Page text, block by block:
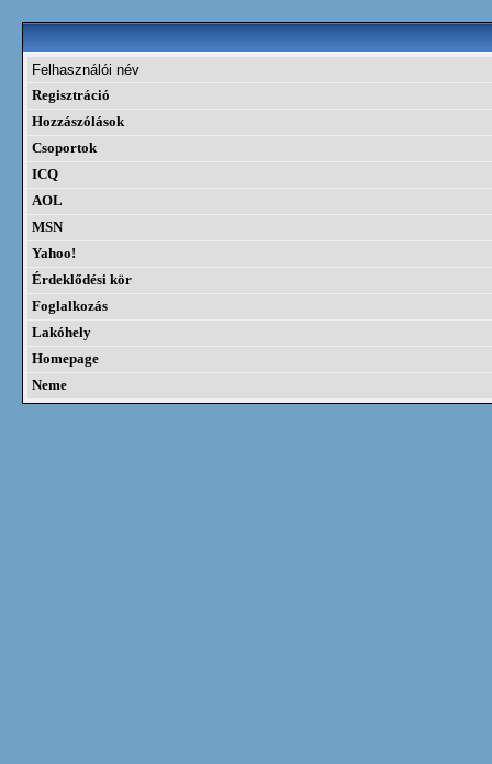
Felhasználói név
Regisztráció
Hozzászólások
Csoportok
ICQ
AOL
MSN
Yahoo!
Érdeklődési kör
Foglalkozás
Lakóhely
Homepage
Neme